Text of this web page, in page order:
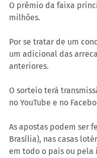
O prêmio da faixa
milhões.
Por se tratar de um
um adicional das
anteriores.
O sorteio terá
no YouTube e no
As apostas podem ser
Brasília), nas casas
em todo o país ou